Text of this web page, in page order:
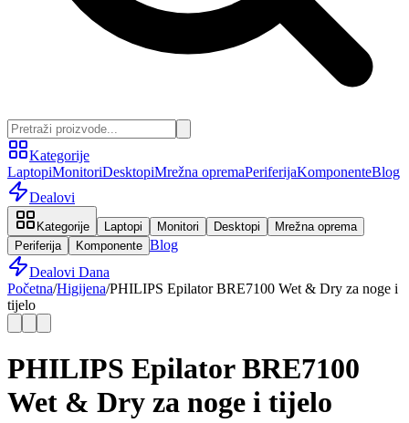
Kategorije
LaptopiMonitoriDesktopiMrežna opremaPeriferijaKomponenteBlog
Dealovi
Kategorije Laptopi Monitori Desktopi
Mrežna oprema
Periferija
Komponente Blog
Dealovi Dana
Početna/Higijena/PHILIPS Epilator BRE7100 Wet & Dry za noge i
tijelo
PHILIPS Epilator BRE7100
Wet & Dry za noge i tijelo